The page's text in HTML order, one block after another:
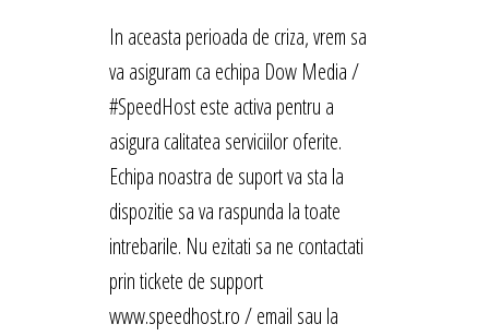
In aceasta perioada de criza, vrem sa
va asiguram ca echipa Dow Media /
#SpeedHost este activa pentru a
asigura calitatea serviciilor oferite.
Echipa noastra de suport va sta la
dispozitie sa va raspunda la toate
intrebarile. Nu ezitati sa ne contactati
prin tickete de support
www.speedhost.ro / email sau la